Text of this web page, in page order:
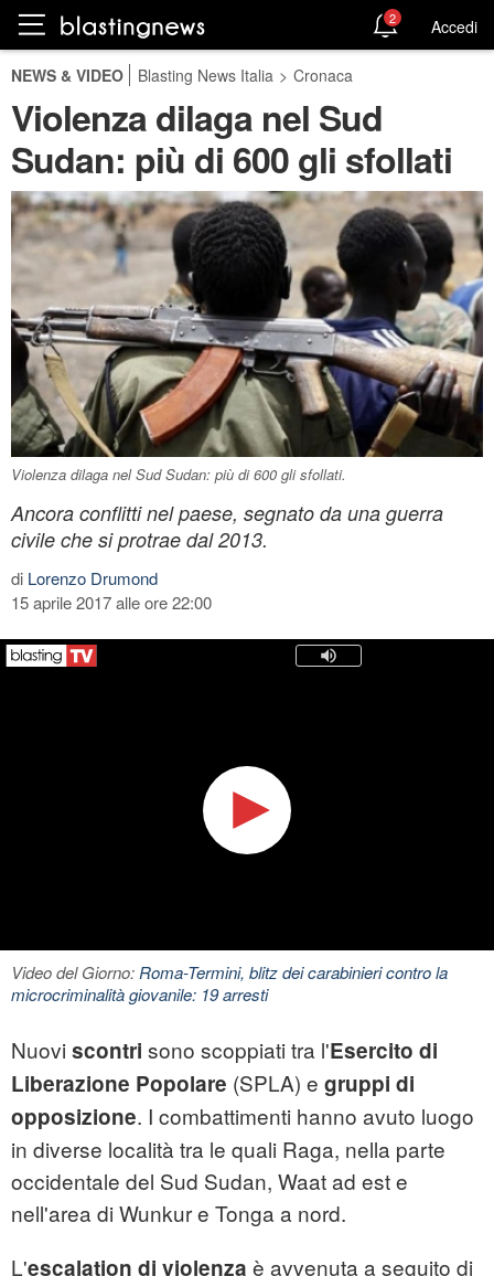
2 Accedi
NEWS & VIDEO Blasting News Italia > Cronaca
Violenza dilaga nel Sud
Sudan: più di 600 gli sfollati
Violenza dilaga nel Sud Sudan: più di 600 gli sfollati.
Ancora conflitti nel paese, segnato da una guerra
civile che si protrae dal 2013.
di Lorenzo Drumond
15 aprile 2017 alle ore 22:00
Video del Giorno:Roma-Termini, blitz dei carabinieri contro la
microcriminalità giovanile: 19 arresti
Nuovi scontri sono scoppiati tra l'Esercito di
Liberazione Popolare (SPLA) e gruppi di
opposizione. I combattimenti hanno avuto luogo
in diverse località tra le quali Raga, nella parte
occidentale del Sud Sudan, Waat ad est e
nell'area di Wunkur e Tonga a nord.
L'escalation di violenza è avvenuta a seguito di